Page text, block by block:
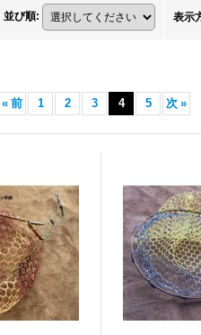
並び順: 表示
« 前 1 2 3 4 5 次 »